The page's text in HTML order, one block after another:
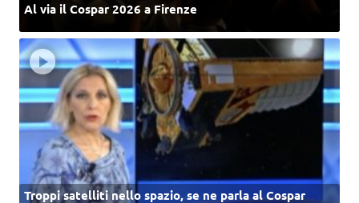
Al via il Cospar 2026 a Firenze
Troppi satelliti nello spazio, se ne parla al Cospar